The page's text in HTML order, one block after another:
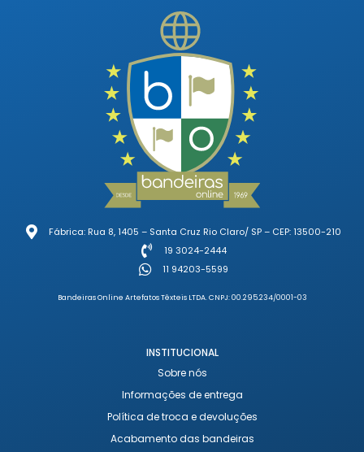
Fábrica: Rua 8, 1405 – Santa Cruz Rio Claro/ SP – CEP: 13500-210
19 3024-2444
11 94203-5599
Bandeiras Online Artefatos Têxteis LTDA. CNPJ: 00.295.234/0001-03
INSTITUCIONAL
Sobre nós
Informações de entrega
Política de troca e devoluções
Acabamento das bandeiras